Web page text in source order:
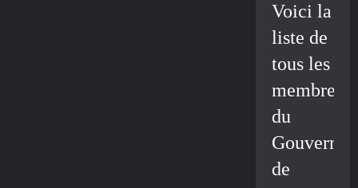
Voici la
liste de
tous les
membres
du
de